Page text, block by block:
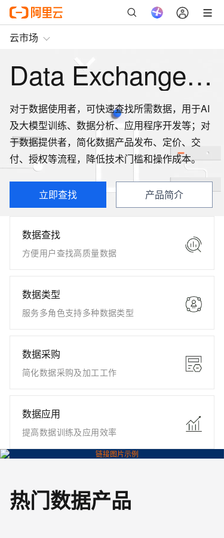
云市场
Data Exchange 快捷查找、订阅和使用数据
对于数据使用者，可快速查找所需数据，用于AI
及大模型训练、数据分析、应用程序开发等；对
于数据提供者，简化数据产品发布、定价、交
付、授权等流程，降低技术门槛和操作成本。
立即查找 产品简介
数据查找
方便用户查找高质量数据
数据类型
服务多角色支持多种数据类型
数据采购
简化数据采购及加工工作
数据应用
提高数据训练及应用效率
热门数据产品